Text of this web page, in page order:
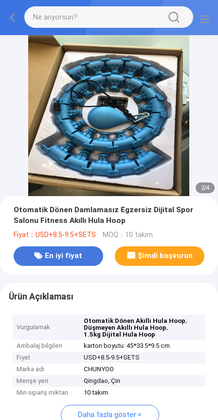
2/4
Otomatik Dönen Damlamasız Egzersiz Dijital Spor
Salonu Fitness Akıllı Hula Hoop
Fiyat：USD+8.5-9.5+SETS MOQ：10 takım
En iyi fiyat Şimdi başvurun
Ürün Açıklaması
Vurgulamak
Otomatik Dönen Akıllı Hula Hoop,
Düşmeyen Akıllı Hula Hoop,
1.5kg Dijital Hula Hoop
Ambalaj bilgileri
karton boyutu: 45*33.5*9.5 cm
Fiyat
USD+8.5-9.5+SETS
Marka adı
CHUNYOO
Menşe yeri
Qingdao, Çin
Min sipariş miktarı
10 takım
Daha fazla göster